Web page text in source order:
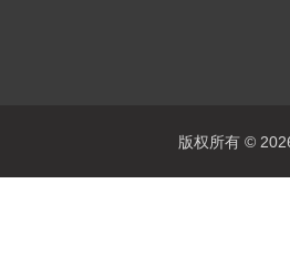
版权所有 ©